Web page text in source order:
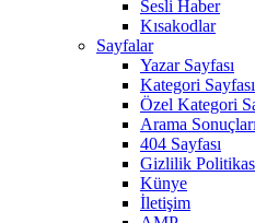
Sesli Haber
Kısakodlar
Sayfalar
Yazar Sayfası
Kategori Sayfası
Özel Kategori
Arama
404 Sayfası
Gizlilik
Künye
İletişim